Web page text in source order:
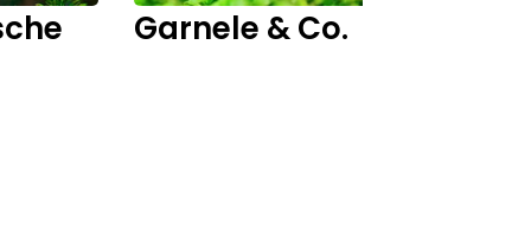
Garnele & Co.